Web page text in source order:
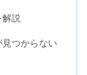
解説
つからない